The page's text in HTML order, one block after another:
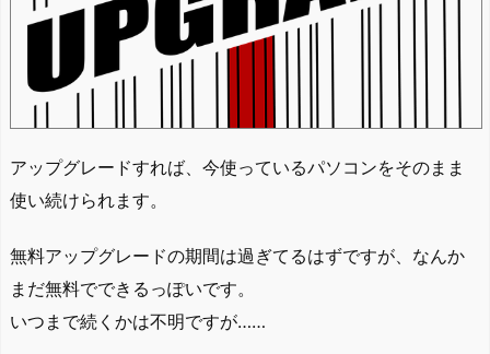
アップグレードすれば、今使っているパソコンをそのまま
使い続けられます。
無料アップグレードの期間は過ぎてるはずですが、なんか
まだ無料でできるっぽいです。
いつまで続くかは不明ですが……